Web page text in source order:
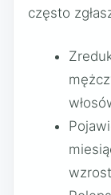
często